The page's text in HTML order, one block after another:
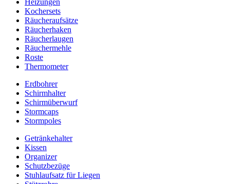
Kochersets
Räucheraufsätze
Räucherhaken
Räucherlaugen
Räuchermehle
Roste
Thermometer
Erdbohrer
Schirmhalter
Schirmüberwurf
Stormcaps
Stormpoles
Getränkehalter
Kissen
Organizer
Schutzbezüge
Stuhlaufsatz für Liegen